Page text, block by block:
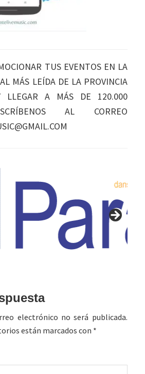
TUS EVENTOS EN LA
MÁS LEÍDA DE LA PROVINCIA
LLEGAR A MÁS DE 120.000
AL CORREO
electrónico no será publicada.
están marcados con *